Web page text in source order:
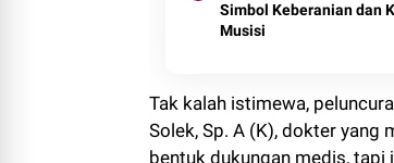
Simbol Keberanian dan
Musisi
Tak kalah istimewa,
Solek, Sp. A (K), dokter yang
bentuk dukungan medis,